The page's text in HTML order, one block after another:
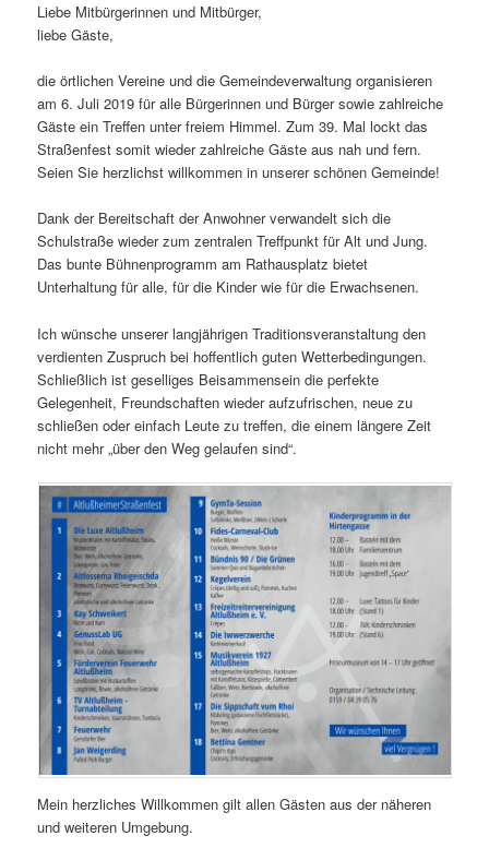
Liebe Mitbürgerinnen und Mitbürger,
liebe Gäste,
die örtlichen Vereine und die Gemeindeverwaltung organisieren
am 6. Juli 2019 für alle Bürgerinnen und Bürger sowie zahlreiche
Gäste ein Treffen unter freiem Himmel. Zum 39. Mal lockt das
Straßenfest somit wieder zahlreiche Gäste aus nah und fern.
Seien Sie herzlichst willkommen in unserer schönen Gemeinde!
Dank der Bereitschaft der Anwohner verwandelt sich die
Schulstraße wieder zum zentralen Treffpunkt für Alt und Jung.
Das bunte Bühnenprogramm am Rathausplatz bietet
Unterhaltung für alle, für die Kinder wie für die Erwachsenen.
Ich wünsche unserer langjährigen Traditionsveranstaltung den
verdienten Zuspruch bei hoffentlich guten Wetterbedingungen.
Schließlich ist geselliges Beisammensein die perfekte
Gelegenheit, Freundschaften wieder aufzufrischen, neue zu
schließen oder einfach Leute zu treffen, die einem längere Zeit
nicht mehr „über den Weg gelaufen sind“.
Mein herzliches Willkommen gilt allen Gästen aus der näheren
und weiteren Umgebung.